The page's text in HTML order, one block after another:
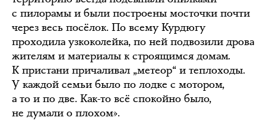
с пилорамы и были построены мосточки почти
через весь посёлок. По всему Курдюгу
проходила узкоколейка, по ней подвозили дрова
жителям и материалы к строящимся домам.
К пристани причаливал „метеор“ и теплоходы.
У каждой семьи было по лодке с мотором,
а то и по две. Как-то всё спокойно было,
не думали о плохом».